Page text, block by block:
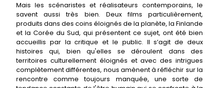
Mais les scénaristes et réalisateurs contemporains, le
savent aussi très bien. Deux films particulièrement,
produits dans des coins éloignés de la planète, la Finlande
et la Corée du Sud, qui présentent ce sujet, ont été bien
accueillis par la critique et le public. Il s’agit de deux
histoires qui, bien qu'elles se déroulent dans des
territoires culturellement éloignés et avec des intrigues
complètement différentes, nous amènent à réfléchir sur la
rencontre comme toujours manquée, une sorte de